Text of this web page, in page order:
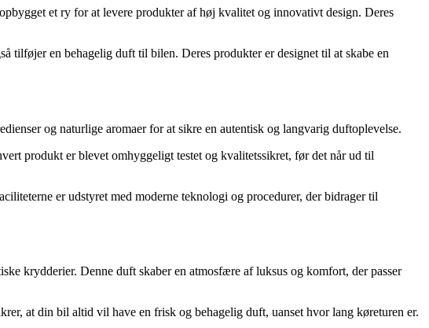
et ry for at levere produkter af høj kvalitet og innovativt design. Deres
tilføjer en behagelig duft til bilen. Deres produkter er designet til at skabe en
og naturlige aromaer for at sikre en autentisk og langvarig duftoplevelse.
produkt er blevet omhyggeligt testet og kvalitetssikret, før det når ud til
er udstyret med moderne teknologi og procedurer, der bidrager til
krydderier. Denne duft skaber en atmosfære af luksus og komfort, der passer
at din bil altid vil have en frisk og behagelig duft, uanset hvor lang køreturen er.